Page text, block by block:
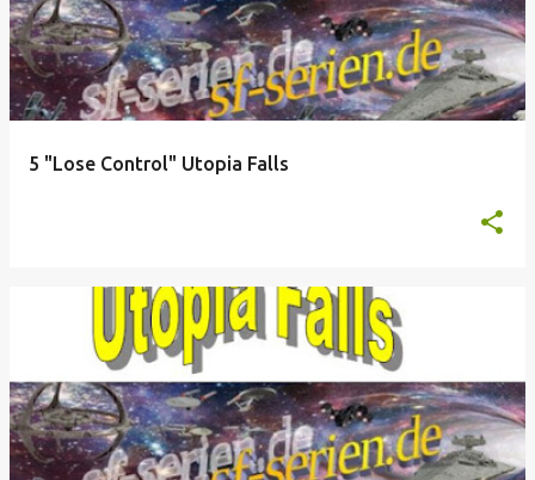
5 "Lose Control" Utopia Falls